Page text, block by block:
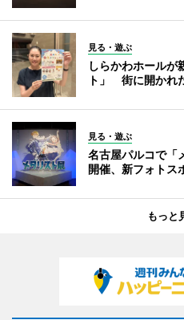
見る・遊ぶ
しらかわホールが
ト」 街に開かれ
見る・遊ぶ
名古屋パルコで
開催、新フォトス
もっと